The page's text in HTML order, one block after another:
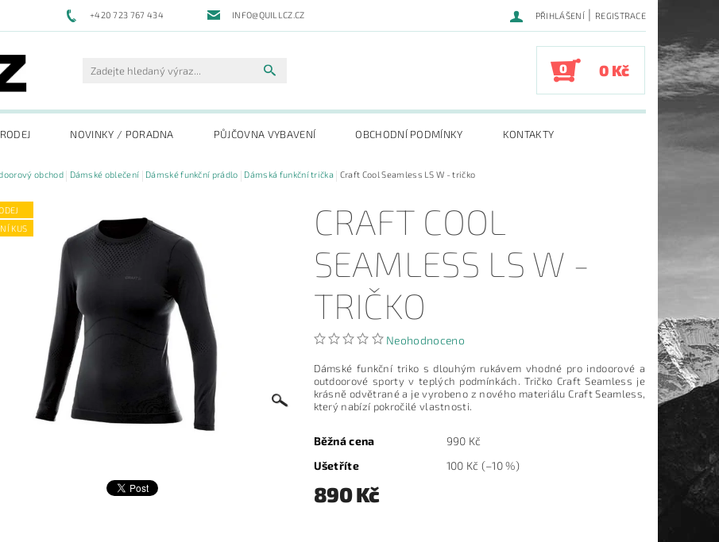
+420 723 767 434 INFO@QUILLCZ.CZ PŘIHLÁŠENÍ | REGISTRACE
0 0 Kč
NOVINKY / PORADNA PŮJČOVNA VYBAVENÍ OBCHODNÍ PODMÍNKY KONTAKTY
obchod Dámské oblečení Dámské funkční prádlo Dámská funkční trička Craft Cool Seamless LS W - tričko
KUS
CRAFT COOL
SEAMLESS LS W -
TRIČKO
Neohodnoceno
Dámské funkční triko s dlouhým rukávem vhodné pro indoorové a
outdoorové sporty v teplých podmínkách. Tričko Craft Seamless je
krásně odvětrané a je vyrobeno z nového materiálu Craft Seamless,
který nabízí pokročilé vlastnosti.
Běžná cena
990 Kč
Ušetříte
100 Kč (–10 %)
890 Kč